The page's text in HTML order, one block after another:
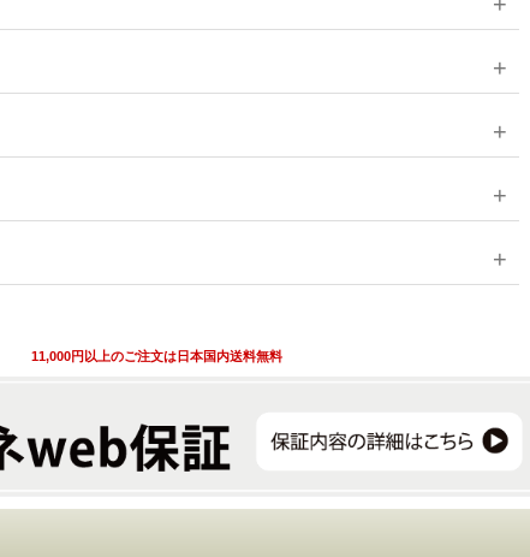
11,000円以上のご注文は日本国内送料無料